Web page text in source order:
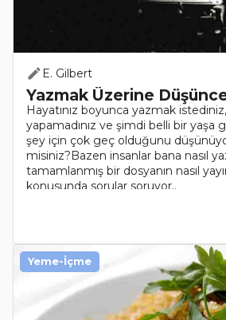
E. Gilbert
Yazmak Üzerine
Hayatınız boyunca yazmak
yapamadınız ve şimdi belli bir yaşa
şey için çok geç olduğunu
misiniz?Bazen insanlar bana nasıl
tamamlanmış bir dosyanın nasıl
konusunda sorular soruyor..
Yeme-İçme